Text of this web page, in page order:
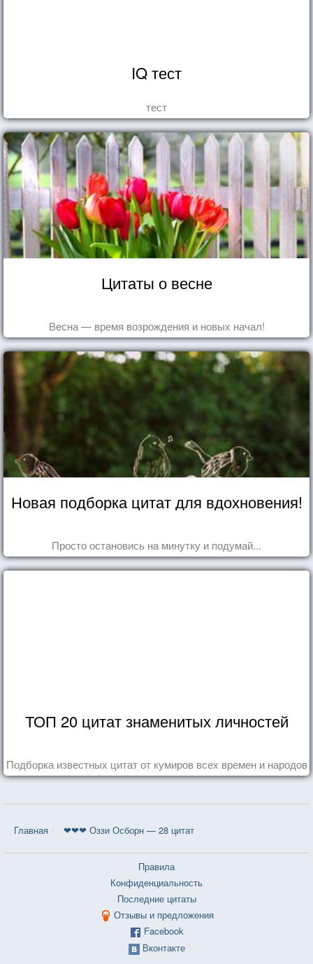
IQ тест
тест
Цитаты о весне
Весна — время возрождения и новых начал!
Новая подборка цитат для вдохновения!
Просто остановись на минутку и подумай...
ТОП 20 цитат знаменитых личностей
Подборка известных цитат от кумиров всех времен и народов
Главная ❤❤❤ Оззи Осборн — 28 цитат
Правила
Конфиденциальность
Последние цитаты
Отзывы и предложения
Facebook
Вконтакте